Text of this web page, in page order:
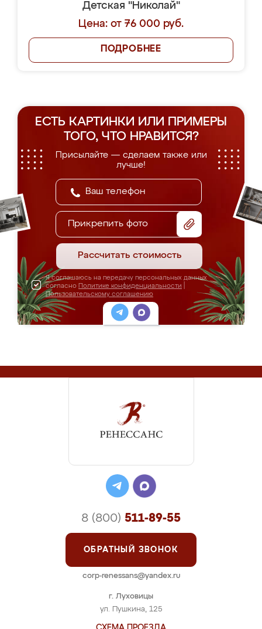
Детская "Николай"
Цена: от 76 000 руб.
ПОДРОБНЕЕ
ЕСТЬ КАРТИНКИ ИЛИ ПРИМЕРЫ
ТОГО, ЧТО НРАВИТСЯ?
Присылайте — сделаем также или
лучше!
Прикрепить фото
Рассчитать стоимость
Я соглашаюсь на передачу персональных данных
согласно Политике конфиденциальности
Пользовательскому соглашению
г. Луховицы
ул. Пушкина, 125
8 (800) 511-89-55
ОБРАТНЫЙ ЗВОНОК
corp-renessans@yandex.ru